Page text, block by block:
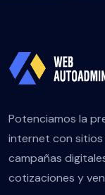
Potenciamos la
internet con sitios
campañas
cotizaciones y